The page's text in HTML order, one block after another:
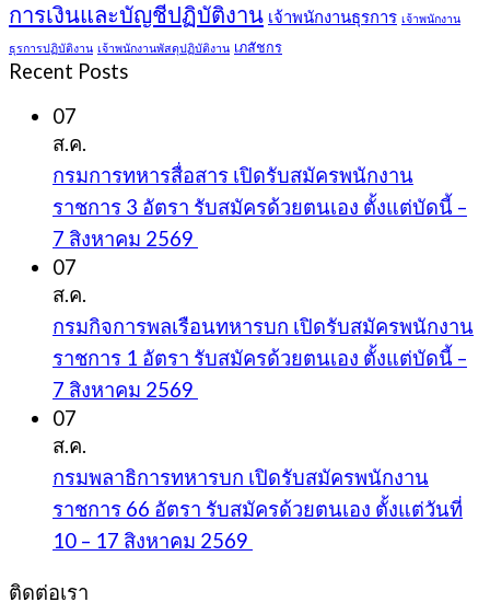
การเงินและบัญชีปฏิบัติงาน เจ้าพนักงานธุรการ เจ้าพนักงาน
ธุรการปฏิบัติงาน เจ้าพนักงานพัสดุปฏิบัติงาน เภสัชกร
Recent Posts
07
ส.ค.
กรมการทหารสื่อสาร เปิดรับสมัครพนักงาน
ราชการ 3 อัตรา รับสมัครด้วยตนเอง ตั้งแต่บัดนี้ –
7 สิงหาคม 2569
07
ส.ค.
กรมกิจการพลเรือนทหารบก เปิดรับสมัครพนักงาน
ราชการ 1 อัตรา รับสมัครด้วยตนเอง ตั้งแต่บัดนี้ –
7 สิงหาคม 2569
07
ส.ค.
กรมพลาธิการทหารบก เปิดรับสมัครพนักงาน
ราชการ 66 อัตรา รับสมัครด้วยตนเอง ตั้งแต่วันที่
10 – 17 สิงหาคม 2569
ติดต่อเรา